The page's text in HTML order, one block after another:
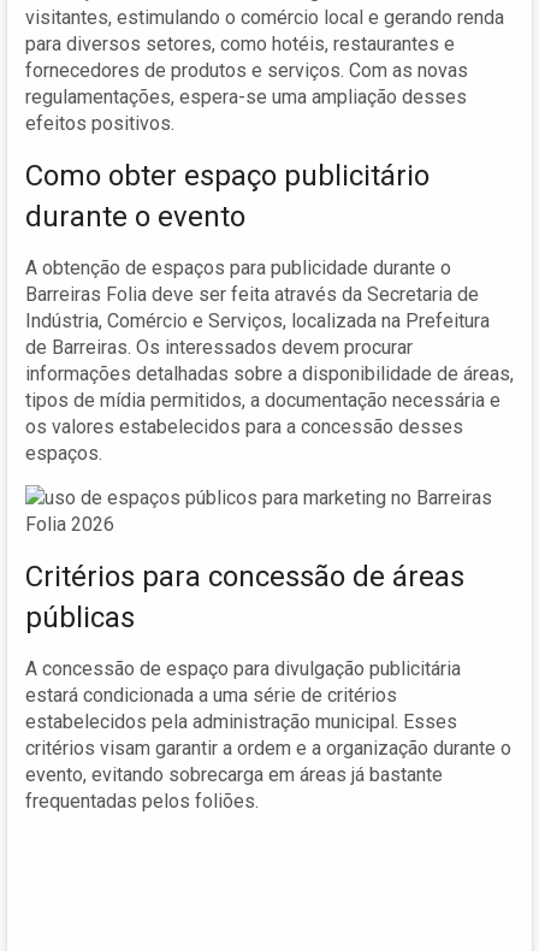
visitantes, estimulando o comércio local e gerando renda
para diversos setores, como hotéis, restaurantes e
fornecedores de produtos e serviços. Com as novas
regulamentações, espera-se uma ampliação desses
efeitos positivos.
Como obter espaço publicitário
durante o evento
A obtenção de espaços para publicidade durante o
Barreiras Folia deve ser feita através da Secretaria de
Indústria, Comércio e Serviços, localizada na Prefeitura
de Barreiras. Os interessados devem procurar
informações detalhadas sobre a disponibilidade de áreas,
tipos de mídia permitidos, a documentação necessária e
os valores estabelecidos para a concessão desses
espaços.
Critérios para concessão de áreas
públicas
A concessão de espaço para divulgação publicitária
estará condicionada a uma série de critérios
estabelecidos pela administração municipal. Esses
critérios visam garantir a ordem e a organização durante o
evento, evitando sobrecarga em áreas já bastante
frequentadas pelos foliões.